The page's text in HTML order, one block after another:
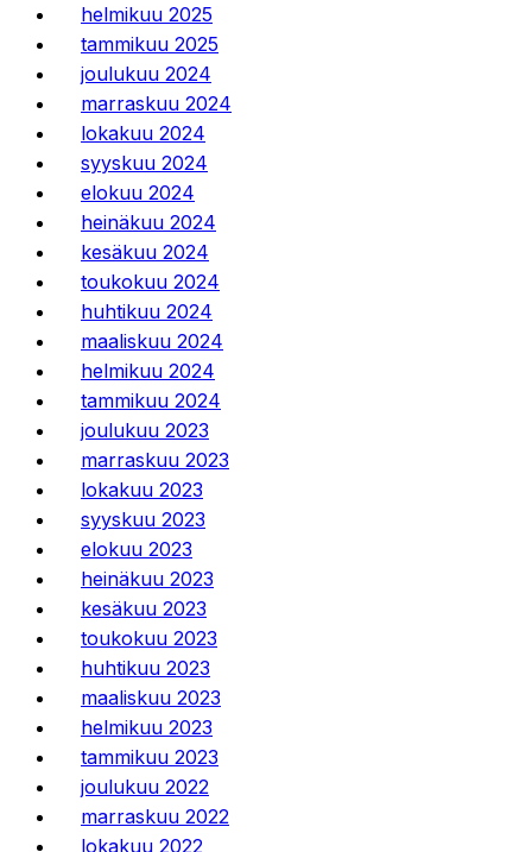
helmikuu 2025
tammikuu 2025
joulukuu 2024
marraskuu 2024
lokakuu 2024
syyskuu 2024
elokuu 2024
heinäkuu 2024
kesäkuu 2024
toukokuu 2024
huhtikuu 2024
maaliskuu 2024
helmikuu 2024
tammikuu 2024
joulukuu 2023
marraskuu 2023
lokakuu 2023
syyskuu 2023
elokuu 2023
heinäkuu 2023
kesäkuu 2023
toukokuu 2023
huhtikuu 2023
maaliskuu 2023
helmikuu 2023
tammikuu 2023
joulukuu 2022
marraskuu 2022
lokakuu 2022